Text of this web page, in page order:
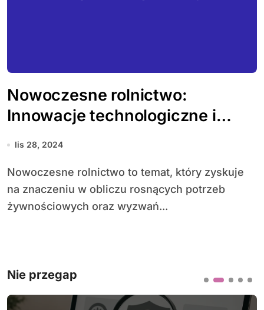
Nowoczesne rolnictwo:
Innowacje technologiczne i
ekologiczne podejście do upraw
lis 28, 2024
Nowoczesne rolnictwo to temat, który zyskuje
na znaczeniu w obliczu rosnących potrzeb
żywnościowych oraz wyzwań...
Nie przegap